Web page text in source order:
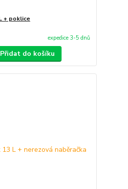
+ poklice
expedice 3-5 dnů
Přidat do košíku